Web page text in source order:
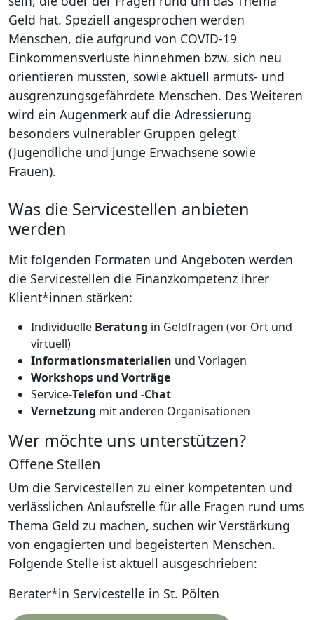
Geld hat. Speziell angesprochen werden
Menschen, die aufgrund von COVID-19
Einkommensverluste hinnehmen bzw. sich neu
orientieren mussten, sowie aktuell armuts- und
ausgrenzungsgefährdete Menschen. Des Weiteren
wird ein Augenmerk auf die Adressierung
besonders vulnerabler Gruppen gelegt
(Jugendliche und junge Erwachsene sowie
Frauen).
Was die Servicestellen anbieten
werden
Mit folgenden Formaten und Angeboten werden
die Servicestellen die Finanzkompetenz ihrer
Klient*innen stärken:
Individuelle Beratung in Geldfragen (vor Ort und
virtuell)
Informationsmaterialien und Vorlagen
Workshops und Vorträge
Service-Telefon und -Chat
Vernetzung mit anderen Organisationen
Wer möchte uns unterstützen?
Offene Stellen
Um die Servicestellen zu einer kompetenten und
verlässlichen Anlaufstelle für alle Fragen rund ums
Thema Geld zu machen, suchen wir Verstärkung
von engagierten und begeisterten Menschen.
Folgende Stelle ist aktuell ausgeschrieben:
Berater*in Servicestelle in St. Pölten